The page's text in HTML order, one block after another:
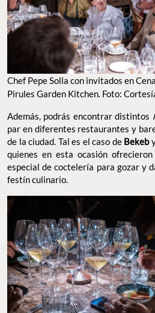
Chef Pepe Solla con invitados en
Pirules Garden Kitchen. Foto:
Además, podrás encontrar distintos
par en diferentes restaurantes y
de la ciudad. Tal es el caso de Bekeb
quienes en esta ocasión
especial de coctelería para gozar y
festín culinario.